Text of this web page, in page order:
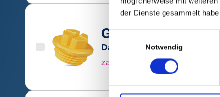
der Dienste gesammelt
Einwilligungsauswahl
Notwendig
GPN 735 M 14 X
Dane techniczne
zanikanie